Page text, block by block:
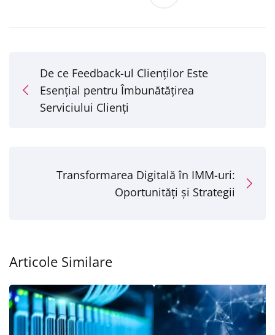
De ce Feedback-ul Clienților Este
Esențial pentru Îmbunătățirea
Serviciului Clienți
Transformarea Digitală în IMM-uri:
Oportunități și Strategii
Articole Similare